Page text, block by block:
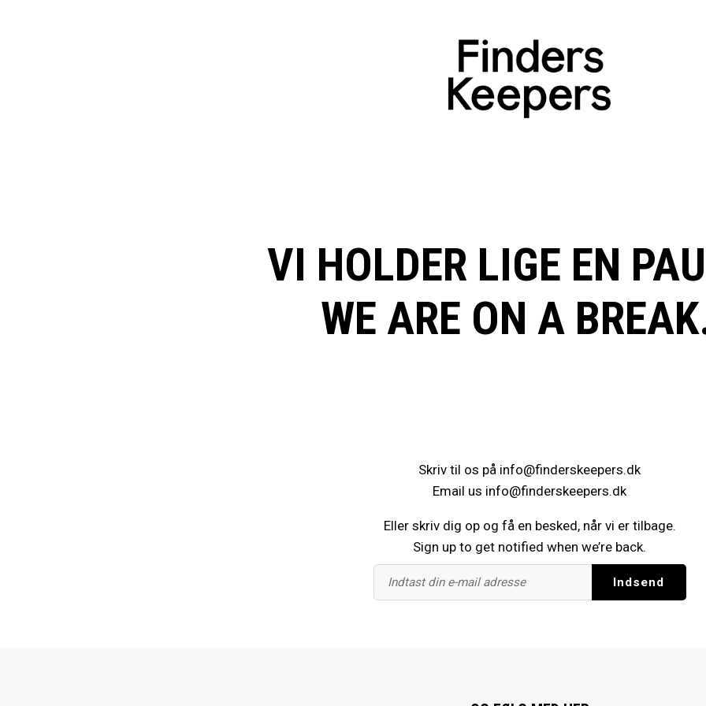
VI HOLDER LIGE EN
WE ARE ON A
Skriv til os på info@finderskeepers.dk
Email us info@finderskeepers.dk
Eller skriv dig op og få en besked, når vi er tilbage.
Sign up to get notified when we’re back.